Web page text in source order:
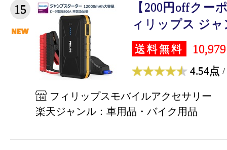
15
【200円offクー
ィリップス ジャ
送料無料
4.54点 /
フィリップスモバイルアクセサリー
楽天ジャンル：車用品・バイク用品